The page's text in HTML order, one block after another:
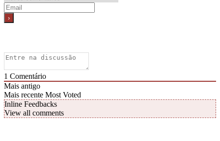
1 Comentário
Mais antigo
Mais recente Most Voted
Inline Feedbacks
View all comments